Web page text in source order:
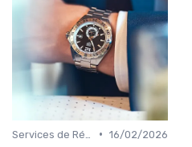
• 16/02/2026